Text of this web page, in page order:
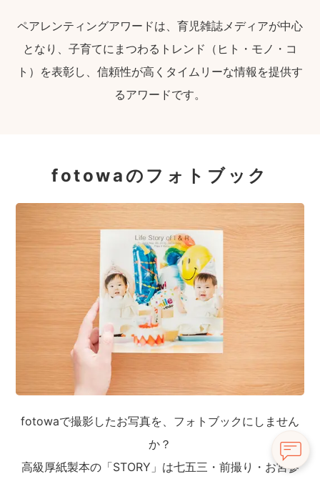
ペアレンティングアワードは、育児雑誌メディアが中心
となり、子育てにまつわるトレンド（ヒト・モノ・コ
ト）を表彰し、信頼性が高くタイムリーな情報を提供す
るアワードです。
fotowaのフォトブック
fotowaで撮影したお写真を、フォトブックにしません
か？
高級厚紙製本の「STORY」は七五三・前撮り・お宮参